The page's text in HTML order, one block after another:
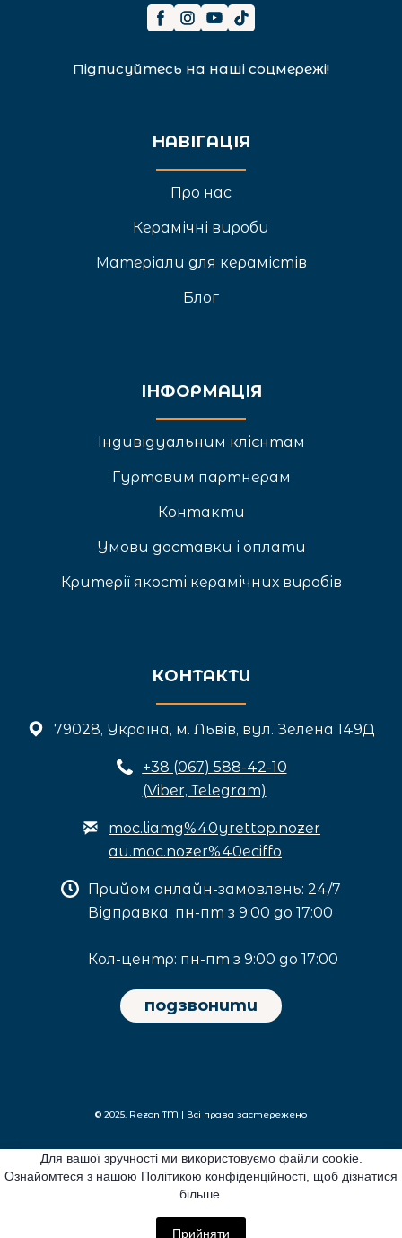
Підписуйтесь на наші соцмережі!
НАВІГАЦІЯ
Про нас
Керамічні вироби
Матеріали для керамістів
Блог
ІНФОРМАЦІЯ
Індивідуальним клієнтам
Гуртовим партнерам
Контакти
Умови доставки і оплати
Критерії якості керамічних виробів
КОНТАКТИ
79028, Україна, м. Львів, вул. Зелена 149Д
+38 (067) 588-42-10
(Viber, Telegram)
moc.liamg%40yrettop.nozer
au.moc.nozer%40eciffo
Прийом онлайн-замовлень: 24/7
Відправка: пн-пт з 9:00 до 17:00
Кол-центр: пн-пт з 9:00 до 17:00
подзвонити
© 2025. Rezon TM | Всі права застережено
Privacy policy
Return policy
Для вашої зручності ми використовуємо файли cookie.
Ознайомтеся з нашою Політикою конфіденційності, щоб дізнатися
більше.
Прийняти